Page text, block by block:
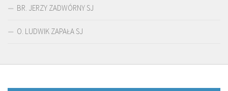
BR. JERZY ZADWÓRNY SJ
O. LUDWIK ZAPAŁA SJ